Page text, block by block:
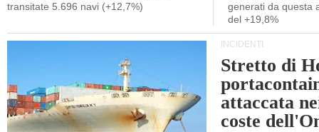
transitate 5.696 navi (+12,7%)
generati da questa
del +19,8%
INCIDENTI
Stretto di
attaccata
coste